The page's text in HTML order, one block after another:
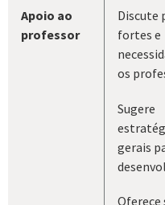
Apoio ao
professor
Discute
fortes e
os
Sugere
gerais
Oferece